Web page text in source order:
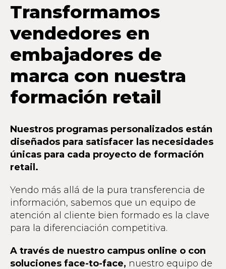
Transformamos
vendedores en
embajadores de
marca con nuestra
formación retail
Nuestros programas personalizados están
diseñados para satisfacer las necesidades
únicas para cada proyecto de formación
retail.
Yendo más allá de la pura transferencia de
información, sabemos que un equipo de
atención al cliente bien formado es la clave
para la diferenciación competitiva.
A través de nuestro campus online o con
soluciones face-to-face, nuestro equipo de